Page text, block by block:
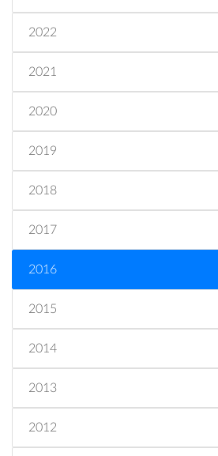
2022
2021
2020
2019
2018
2017
2016
2015
2014
2013
2012